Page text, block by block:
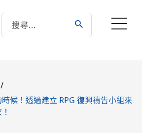
/
候！透過建立 RPG 復興禱告小組來